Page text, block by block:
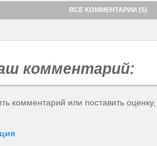
ВСЕ КОММЕНТАРИИ (5)
комментарий:
комментарий или поставить